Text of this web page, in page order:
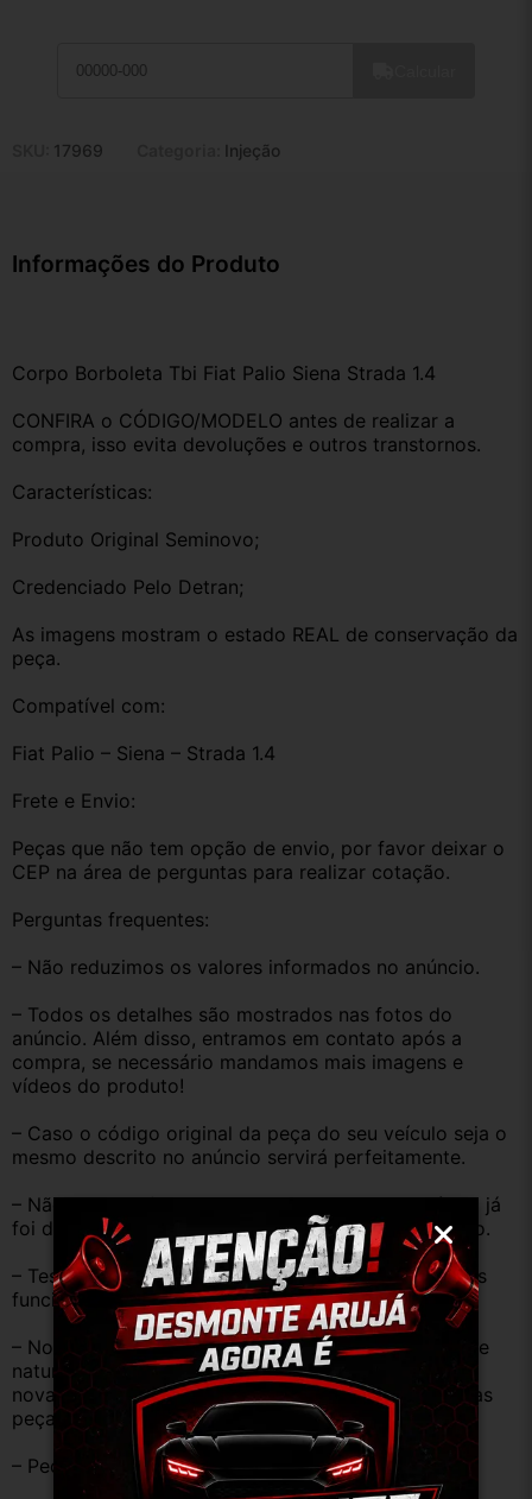
9x de R$ 56,88
17969 Injeção
Informações do Produto
Corpo Borboleta Tbi Fiat Palio Siena Strada 1.4
CONFIRA o CÓDIGO/MODELO antes de realizar a
compra, isso evita devoluções e outros transtornos.
Características:
Produto Original Seminovo;
Credenciado Pelo Detran;
As imagens mostram o estado REAL de conservação da
peça.
Compatível com:
Fiat Palio – Siena – Strada 1.4
Frete e Envio:
Peças que não tem opção de envio, por favor deixar o
CEP na área de perguntas para realizar cotação.
Perguntas frequentes:
– Não reduzimos os valores informados no anúncio.
– Todos os detalhes são mostrados nas fotos do
anúncio. Além disso, entramos em contato após a
compra, se necessário mandamos mais imagens e
vídeos do produto!
– Caso o código original da peça do seu veículo seja o
mesmo descrito no anúncio servirá perfeitamente.
– Não temos informação sobre o KM, pois o veículo já
foi desmontado. No entanto, estão em ótimo estado.
– Testamos as peças antes de anunciar e enviar, elas
funcionam perfeitamente.
– Nossas peças são USADAS e apresentam desgaste
natural pelo tempo. Peças perfeitas são apenas as
novas e sem uso. No entanto, garantimos que nossas
peças estão em BOM ESTADO e foram testadas.
– Peças são ORIGINAIS USADAS.